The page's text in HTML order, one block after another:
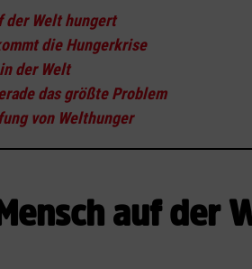
der Welt hungert
die Hungerkrise
der Welt
das größte Problem
von Welthunger
auf der